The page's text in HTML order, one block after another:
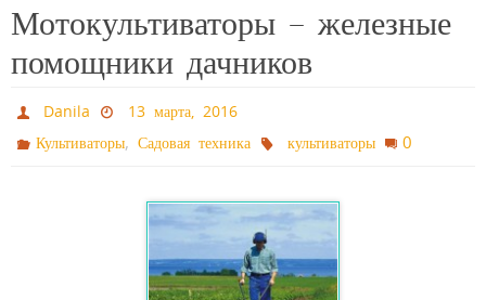
Мотокультиваторы – железные
помощники дачников
Danila
13 марта, 2016
Культиваторы,Садовая техника культиваторы 0